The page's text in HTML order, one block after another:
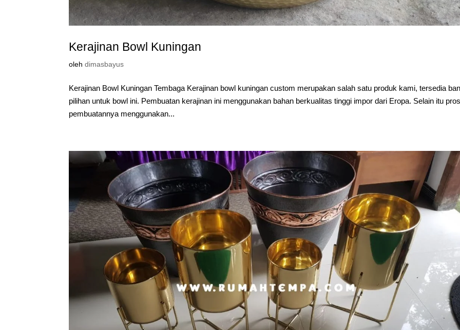
Kerajinan Bowl Kuningan
olehdimasbayus
Kerajinan Bowl Kuningan Tembaga Kerajinan bowl kuningan custom merupakan salah satu produk kami, tersedia
pilihan untuk bowl ini. Pembuatan kerajinan ini menggunakan bahan berkualitas tinggi impor dari Eropa. Selain itu
pembuatannya menggunakan...